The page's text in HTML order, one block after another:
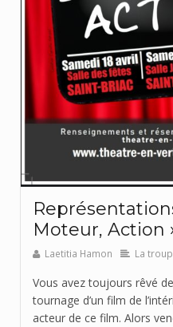
Moteur, Action
Laetitia Hamon La
Vous avez toujours rêvé
tournage d’un film de
acteur de ce film. Alors